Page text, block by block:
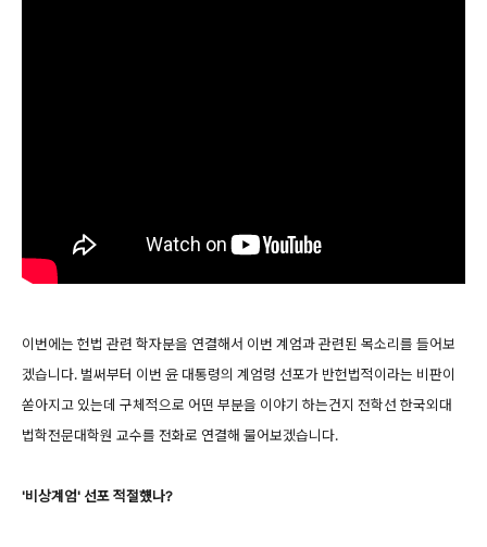
이번에는 헌법 관련 학자분을 연결해서 이번 계엄과 관련된 목소리를 들어보
겠습니다. 벌써부터 이번 윤 대통령의 계엄령 선포가 반헌법적이라는 비판이
쏟아지고 있는데 구체적으로 어떤 부분을 이야기 하는건지 전학선 한국외대
법학전문대학원 교수를 전화로 연결해 물어보겠습니다.
'비상계엄' 선포 적절헀나?